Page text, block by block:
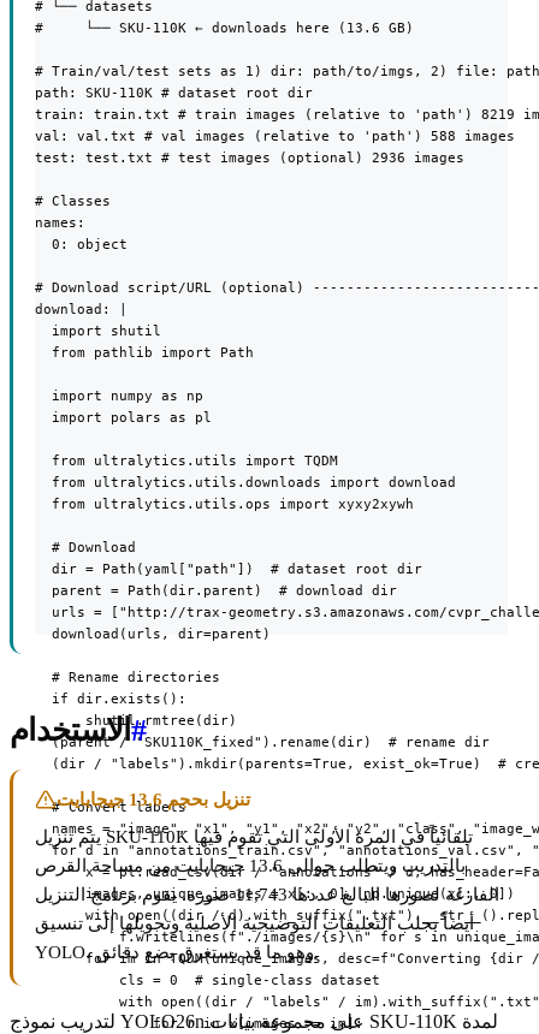
# └── datasets
#     └── SKU-110K ← downloads here (13.6 GB)
# Train/val/test sets as 1) dir: path/to/imgs, 2) file:
path: SKU-110K # dataset root dir
train: train.txt # train images (relative to 'path') 8219
val: val.txt # val images (relative to 'path') 588 images
test: test.txt # test images (optional) 2936 images
# Classes
names:
  0: object
# Download script/URL (optional)
download: |
  import shutil
  from pathlib import Path
  import numpy as np
  import polars as pl
  from ultralytics.utils import TQDM
  from ultralytics.utils.downloads import download
  from ultralytics.utils.ops import xyxy2xywh
  # Download
  dir = Path(yaml["path"])  # dataset root dir
  parent = Path(dir.parent)  # download dir
urls = ["http://trax-geometry.s3.amazonaws.com/
  download(urls, dir=parent)
  # Rename directories
  if dir.exists():
      shutil.rmtree(dir)
  (parent / "SKU110K_fixed").rename(dir)  # rename dir
(dir / "labels").mkdir(parents=True, exist_ok=True)  #
  # Convert labels
names = "image", "x1", "y1", "x2", "y2", "class",
for d in "annotations_train.csv", "annotations_val.csv",
x = pl.read_csv(dir / "annotations" / d,
      images, unique_images = x[:, 0], np.unique(x[:, 0])
with open((dir /
f.writelines(f"./images/{s}\n" for s in
for im in TQDM(unique_images, desc=f"Converting {dir
          cls = 0  # single-class dataset
with open((dir / "labels" /
              for r in x[images == im]:
الاستخدام#
تنزيل بحجم 13.6 جيجابايت
يتم تنزيل SKU-110K تلقائياً في المرة الأولى التي تقوم فيها
بالتدريب ويتطلب حوالي 13.6 جيجابايت من مساحة القرص
الفارغة لصورها البالغ عددها 11,743 صورة. يقوم برنامج التنزيل
أيضاً بجلب التعليقات التوضيحية الأصلية وتحويلها إلى تنسيق
YOLO، وهو ما قد يستغرق بضع دقائق.
لتدريب نموذج YOLO26n على مجموعة بيانات SKU-110K لمدة